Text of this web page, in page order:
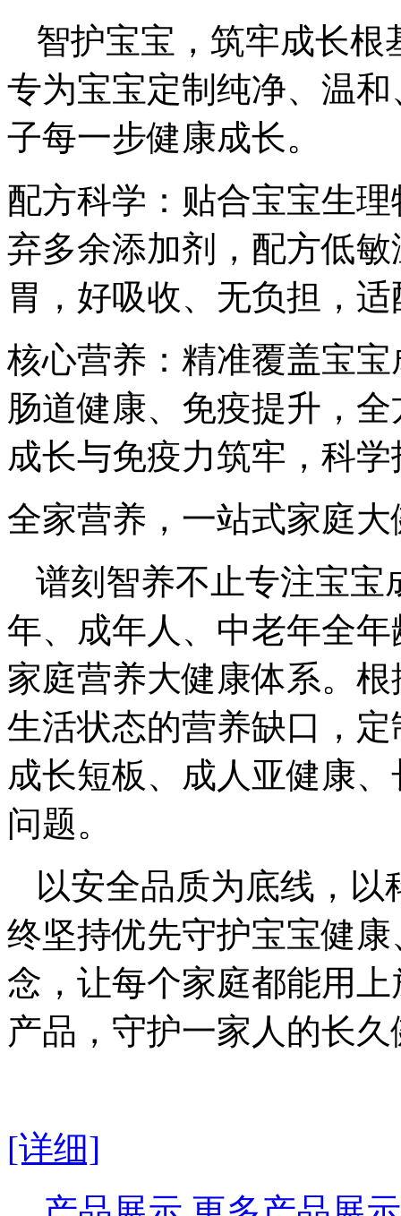
智护宝宝，筑牢成长根
专为宝宝定制纯净、温
子每一步健康成长。
配方科学：贴合宝宝生
弃多余添加剂，配方低
胃，好吸收、无负担，
核心营养：精准覆盖宝
肠道健康、免疫提升，
成长与免疫力筑牢，科
全家营养，一站式家庭
谱刻智养不止专注宝宝
年、成年人、中老年全
家庭营养大健康体系。
生活状态的营养缺口，
成长短板、成人亚健康
问题。
以安全品质为底线，
终坚持优先守护宝宝健
念，让每个家庭都能用
产品，守护一家人的长
[详细]